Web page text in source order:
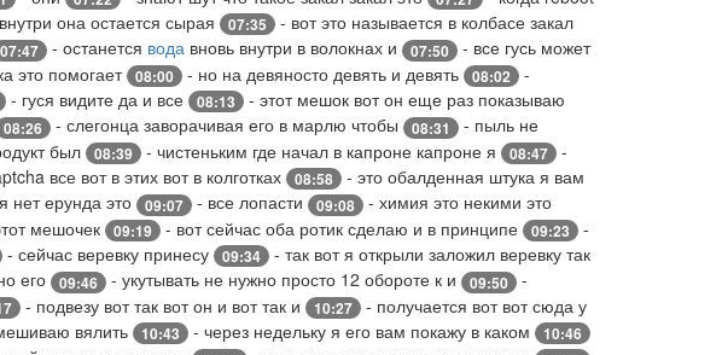
она остается сырая 07:35 - вот это называется в колбасе закал
07:47 - останется вода вновь внутри в волокнах и 07:50
- все гусь может
это помогает 08:00 - но на девяносто девять и девять 08:02
-
- гуся видите да и все 08:13
- этот мешок вот он еще раз показываю
08:26 - слегонца заворачивая его в марлю чтобы 08:31
- пыль не
был 08:39 - чистеньким где начал в капроне капроне я 08:47
-
все вот в этих вот в колготках 08:58
- это обалденная штука я вам
нет ерунда это 09:07 - все лопасти 09:08
- химия это некими это
мешочек 09:19 - вот сейчас оба ротик сделаю и в принципе 09:23
-
- сейчас веревку принесу 09:34 - так вот я открыли заложил веревку так
его 09:46 - укутывать не нужно просто 12 обороте к и 09:50
-
- подвезу вот так вот он и вот так и 10:27
- получается вот вот сюда у
вялить 10:43 - через недельку я его вам покажу в каком 10:46